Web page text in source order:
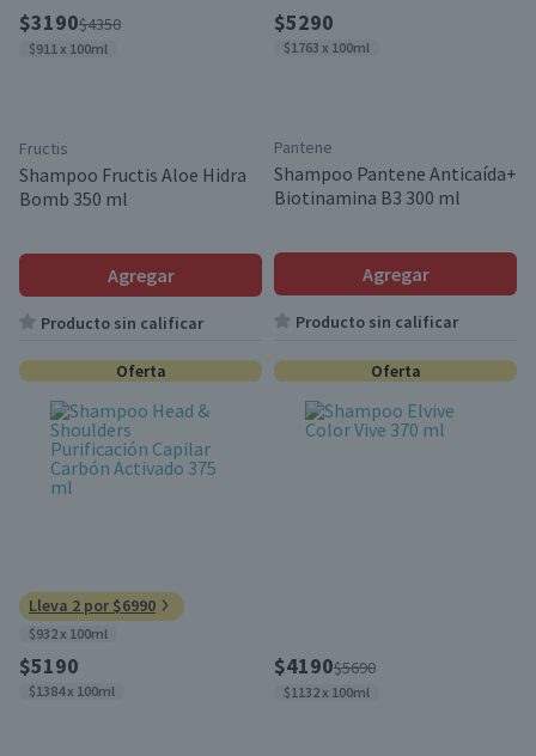
$3190$4350
$911 x 100ml
Fructis
Shampoo Fructis Aloe Hidra
Bomb 350 ml
Agregar
Producto sin calificar
$5290
$1763 x 100ml
Pantene
Shampoo Pantene Anticaída+
Biotinamina B3 300 ml
Agregar
Producto sin calificar
Oferta
Lleva 2 por $6990
$932 x 100ml
$5190
$1384 x 100ml
Oferta
$4190$5690
$1132 x 100ml